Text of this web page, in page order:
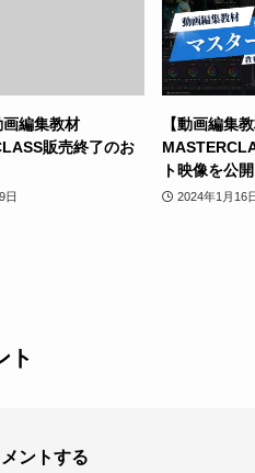
画編集教材
販売終了のお
日
【動画編集
ト映像を公開
2024年1月16
ト
ントする